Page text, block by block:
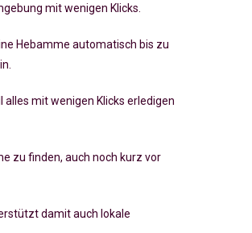
mit wenigen Klicks.
Hebamme automatisch bis zu
alles mit wenigen Klicks erledigen
zu finden, auch noch kurz vor
damit auch lokale